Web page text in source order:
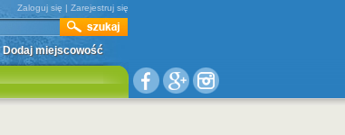
Zaloguj się | Zarejestruj się
Dodaj miejscowość